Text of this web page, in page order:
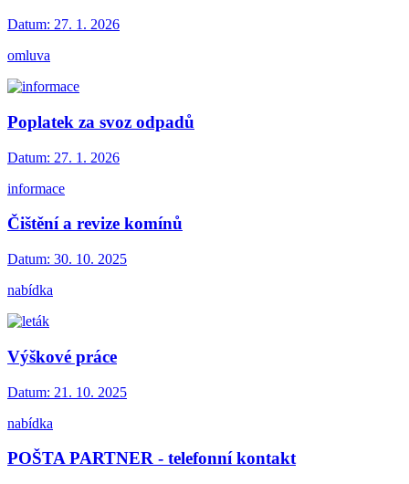
Datum: 27. 1. 2026
omluva
Poplatek za svoz odpadů
Datum: 27. 1. 2026
informace
Čištění a revize komínů
Datum: 30. 10. 2025
nabídka
Výškové práce
Datum: 21. 10. 2025
nabídka
POŠTA PARTNER - telefonní kontakt